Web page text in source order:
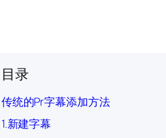
目录
传统的Pr字幕添加方法
1.新建字幕